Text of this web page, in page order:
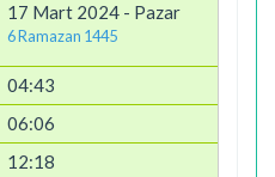
17 Mart 2024 - Pazar
6 Ramazan 1445
04:43
06:06
12:18